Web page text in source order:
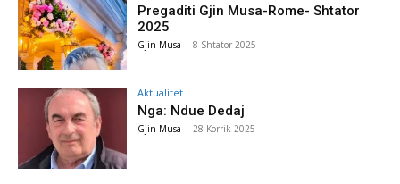
Pregaditi Gjin Musa-Rome- Shtator
2025
Gjin Musa - 8 Shtator 2025
Aktualitet
Nga: Ndue Dedaj
Gjin Musa - 28 Korrik 2025